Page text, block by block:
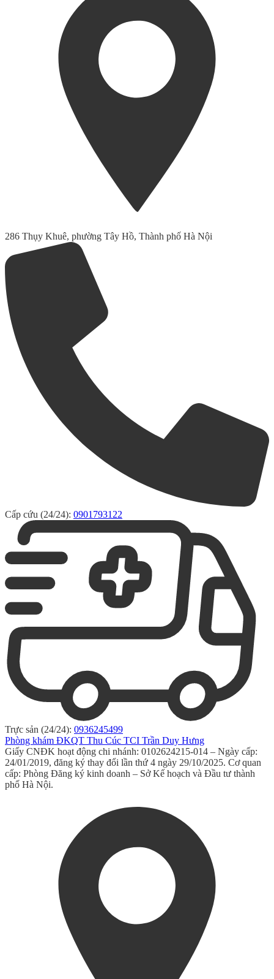
286 Thụy Khuê, phường Tây Hồ, Thành phố Hà Nội
Cấp cứu (24/24): 0901793122
Trực sản (24/24): 0936245499
Phòng khám ĐKQT Thu Cúc TCI Trần Duy Hưng
Giấy CNĐK hoạt động chi nhánh: 0102624215-014 – Ngày cấp:
24/01/2019, đăng ký thay đổi lần thứ 4 ngày 29/10/2025. Cơ quan
cấp: Phòng Đăng ký kinh doanh – Sở Kế hoạch và Đầu tư thành
phố Hà Nội.